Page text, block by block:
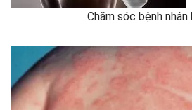
Chăm sóc bệnh